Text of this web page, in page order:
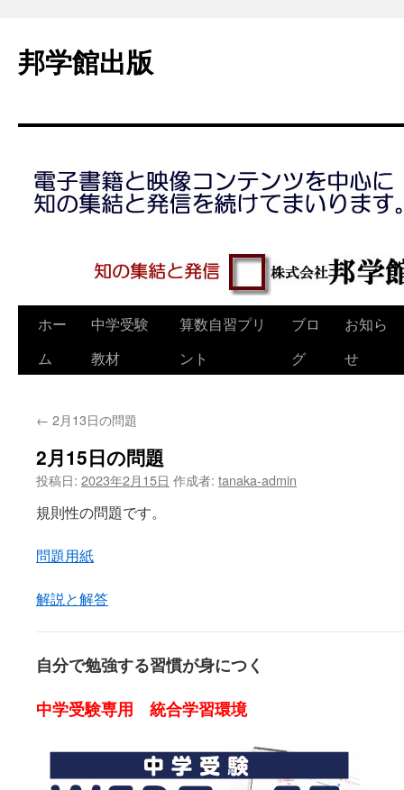
テ
ン
ス
邦学館出版
ホー
ム
中学受験
教材
算数自習プリ
ント
ブロ
グ
お知ら
せ
← 2月13日の問題
2月15日の問題
投稿日: 2023年2月15日 作成者: tanaka-admin
規則性の問題です。
問題用紙
解説と解答
自分で勉強する習慣が身につく
中学受験専用 統合学習環境